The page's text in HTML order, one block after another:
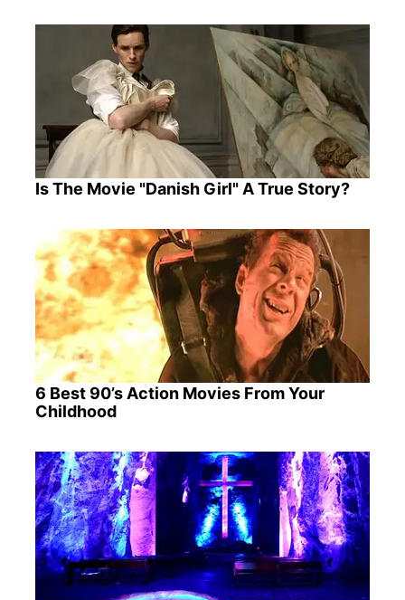
Is The Movie "Danish Girl" A True Story?
6 Best 90’s Action Movies From Your
Childhood